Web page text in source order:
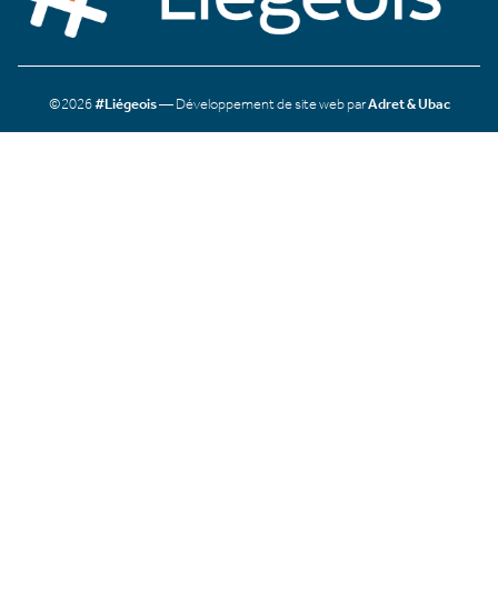
©2026#Liégeois— Développement de site web parAdret & Ubac